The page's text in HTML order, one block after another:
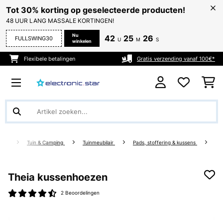
Tot 30% korting op geselecteerde producten!
48 UUR LANG MASSALE KORTINGEN!
FULLSWING30
Nu
winkelen
42 U 25 M 25 S
Flexibele betalingen Gratis verzending vanaf 100€*
Tuin & Camping Tuinmeubilair Pads, stoffering & kussens
Theia kussenhoezen
2 Beoordelingen